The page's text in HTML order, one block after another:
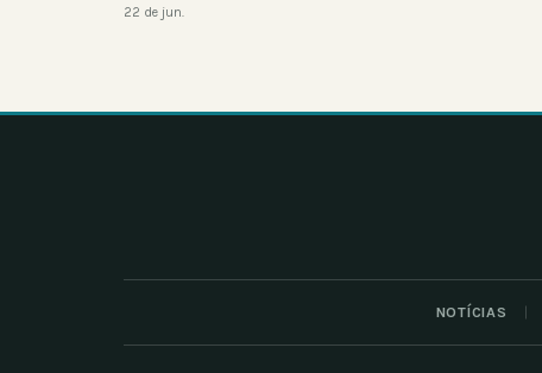
22 de jun.
NOTÍCIAS